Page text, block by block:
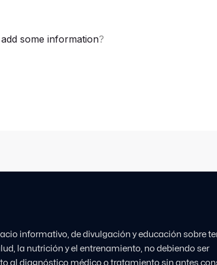
add some information?
informativo, de divulgación y educación sobre
la nutrición y el entrenamiento, no debiendo ser
al diagnóstico médico o tratamiento sin antes